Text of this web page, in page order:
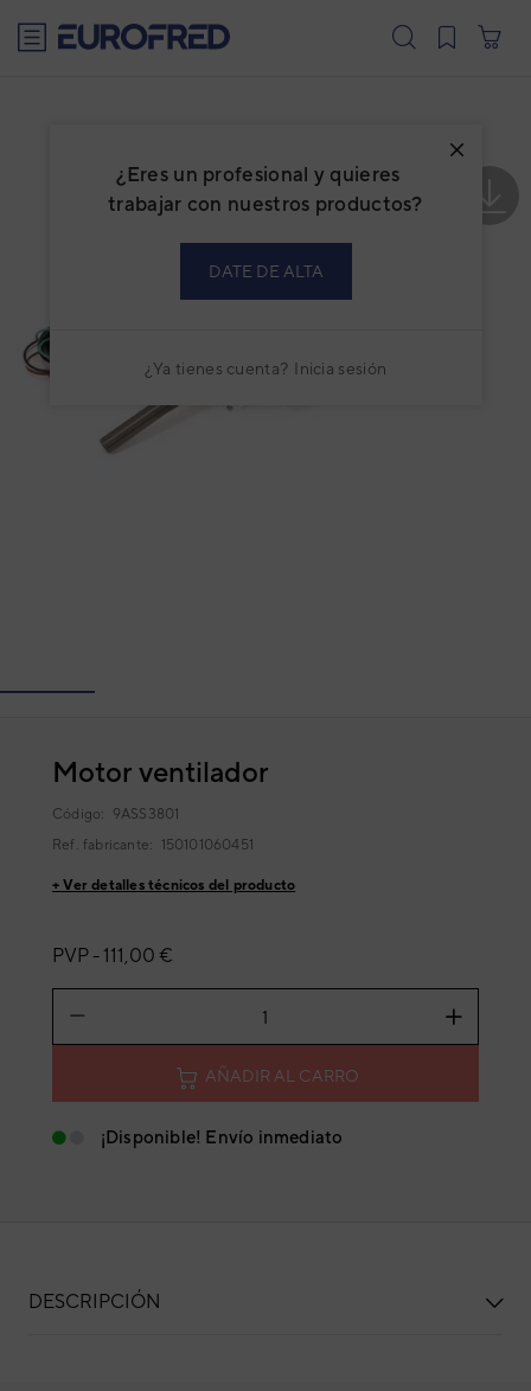
¿Eres un profesional y quieres
trabajar con nuestros productos?
DATE DE ALTA
¿Ya tienes cuenta? Inicia sesión
Motor ventilador
Código: 9ASS3801
Ref. fabricante: 150101060451
+ Ver detalles técnicos del producto
PVP - 111,00 €
AÑADIR AL CARRO
¡Disponible! Envío inmediato
DESCRIPCIÓN